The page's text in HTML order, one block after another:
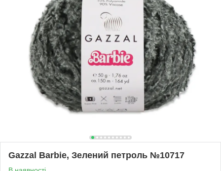
Gazzal Barbie, Зелений петроль №10717